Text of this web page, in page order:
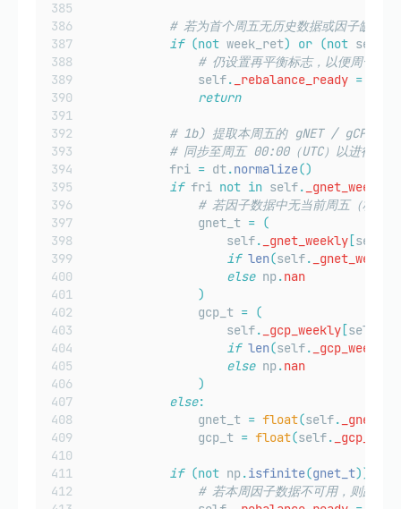
# 若为首个周五无历史数据或因子缺失，
if (not week_ret) or (not self
# 仍设置再平衡标志，以便周一可
                self
. _rebalance_ready =
return
# 1b) 提取本周五的 gNET / gCP 值
# 同步至周五 00:00（UTC）以进行索引
            fri
= dt.normalize()
if fri not in self. _gnet_weekly
# 若因子数据中无当前周五（极少
                gnet_t
= (
                    self
. _gnet_weekly [self
if len(self. _gnet_weekly
else np .nan
)
                gcp_t
= (
                    self
. _gcp_weekly [self
if len(self. _gcp_weekly
else np .nan
)
else:
                gnet_t
= float(self.
                gcp_t
= float(self.
if (not np .isfinite(gnet_t))
# 若本周因子数据不可用，则跳过